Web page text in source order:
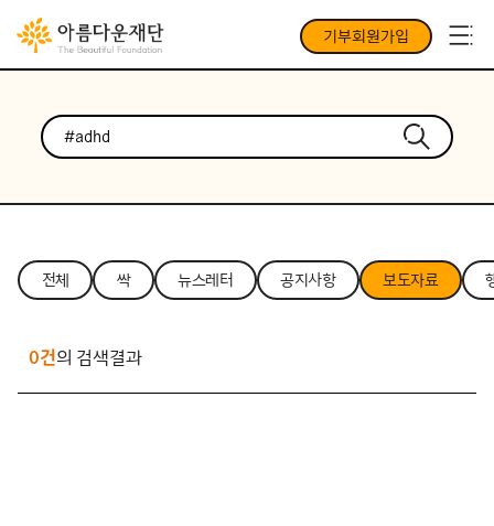
기부회원가입
전체 싹 뉴스레터 공지사항 보도자료
0건의 검색결과